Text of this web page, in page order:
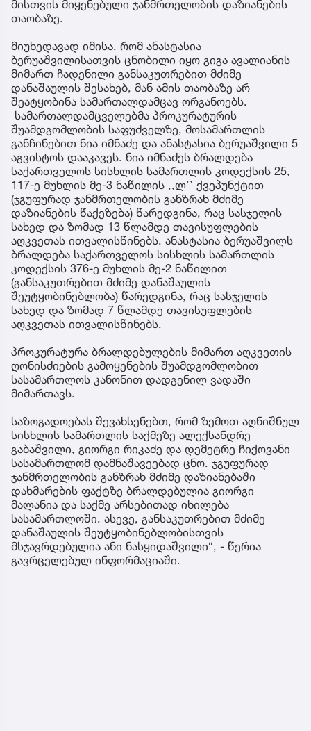
მისთვის მიყენებული ჯანმრთელობის დაზიანების
თაობაზე.
მიუხედავად იმისა, რომ ანასტასია
ბერუაშვილისათვის ცნობილი იყო გიგა ავალიანის
მიმართ ჩადენილი განსაკუთრებით მძიმე
დანაშაულის შესახებ, მან ამის თაობაზე არ
შეატყობინა სამართალდამცავ ორგანოებს.
სამართალდამცველებმა პროკურატურის
შუამდგომლობის საფუძველზე, მოსამართლის
განჩინებით ნია იმნაძე და ანასტასია ბერუაშვილი 5
აგვისტოს დააკავეს. ნია იმნაძეს ბრალდება
საქართველოს სისხლის სამართლის კოდექსის 25,
117-ე მუხლის მე-3 ნაწილის ,,ლ’’ ქვეპუნქტით
(ჯგუფურად ჯანმრთელობის განზრახ მძიმე
დაზიანების წაქეზება) წარედგინა, რაც სასჯელის
სახედ და ზომად 13 წლამდე თავისუფლების
აღკვეთას ითვალისწინებს. ანასტასია ბერუაშვილს
ბრალდება საქართველოს სისხლის სამართლის
კოდექსის 376-ე მუხლის მე-2 ნაწილით
(განსაკუთრებით მძიმე დანაშაულის
შეუტყობინებლობა) წარედგინა, რაც სასჯელის
სახედ და ზომად 7 წლამდე თავისუფლების
აღკვეთას ითვალისწინებს.
პროკურატურა ბრალდებულების მიმართ აღკვეთის
ღონისძიების გამოყენების შუამდგომლობით
სასამართლოს კანონით დადგენილ ვადაში
მიმართავს.
საზოგადოებას შევახსენებთ, რომ ზემოთ აღნიშნულ
სისხლის სამართლის საქმეზე ალექსანდრე
გაბაშვილი, გიორგი რიკაძე და დემეტრე ჩიქოვანი
სასამართლომ დამნაშავეებად ცნო. ჯგუფურად
ჯანმრთელობის განზრახ მძიმე დაზიანებაში
დახმარების ფაქტზე ბრალდებულია გიორგი
მალანია და საქმე არსებითად იხილება
სასამართლოში. ასევე, განსაკუთრებით მძიმე
დანაშაულის შეუტყობინებლობისთვის
მსჯავრდებულია ანი ნასყიდაშვილი“, - წერია
გავრცელებულ ინფორმაციაში.